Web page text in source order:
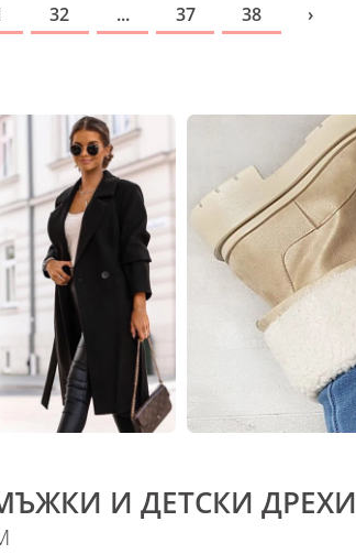
32 ... 37 38 ›
И ДЕТСКИ ДРЕХИ